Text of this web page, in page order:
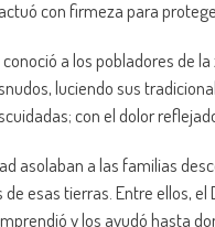
con firmeza para
a los pobladores de
luciendo sus
con el dolor
asolaban a las familias
esas tierras. Entre ellos, el
y los ayudó hasta